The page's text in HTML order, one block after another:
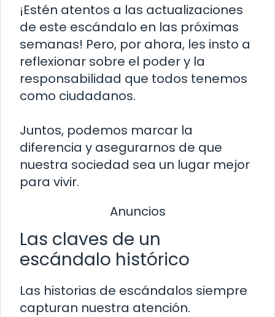
¡Estén atentos a las actualizaciones
de este escándalo en las próximas
semanas! Pero, por ahora, les insto a
reflexionar sobre el poder y la
responsabilidad que todos tenemos
como ciudadanos.
Juntos, podemos marcar la
diferencia y asegurarnos de que
nuestra sociedad sea un lugar mejor
para vivir.
Anuncios
Las claves de un
escándalo histórico
Las historias de escándalos siempre
capturan nuestra atención.